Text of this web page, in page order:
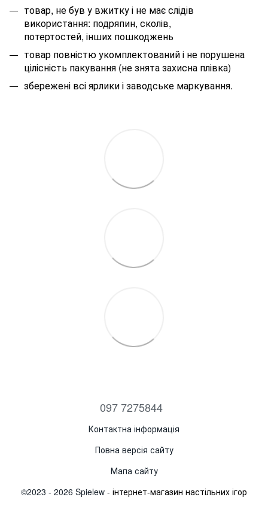
товар, не був у вжитку і не має слідів
використання: подряпин, сколів,
потертостей, інших пошкоджень
товар повністю укомплектований і не порушена
цілісність пакування (не знята захисна плівка)
збережені всі ярлики і заводське маркування.
097 7275844
Контактна інформація
Повна версія сайту
Мапа сайту
©2023 - 2026 Spielew - інтернет-магазин настільних ігор